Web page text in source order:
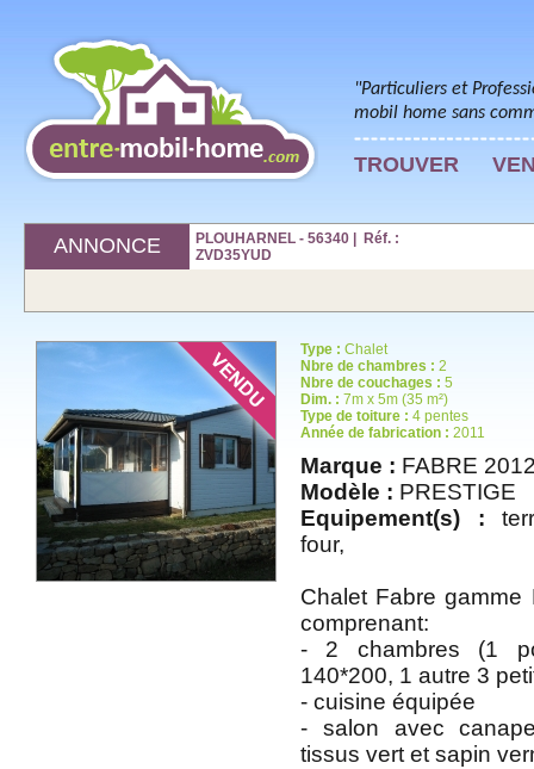
"Particuliers et
mobil home sans
TROUVER
ANNONCE
PLOUHARNEL - 56340 | Réf. :
ZVD35YUD
Type : Chalet
Nbre de chambres : 2
Nbre de couchages : 5
Dim. : 7m x 5m (35 m²)
Type de toiture : 4 pentes
Année de fabrication : 2011
Marque : FABRE
Modèle : PRESTIGE
Equipement(s) :
four,
Chalet Fabre gamme
comprenant:
- 2 chambres (1
140*200, 1 autre 3
- cuisine équipée
- salon avec
tissus vert et sapin